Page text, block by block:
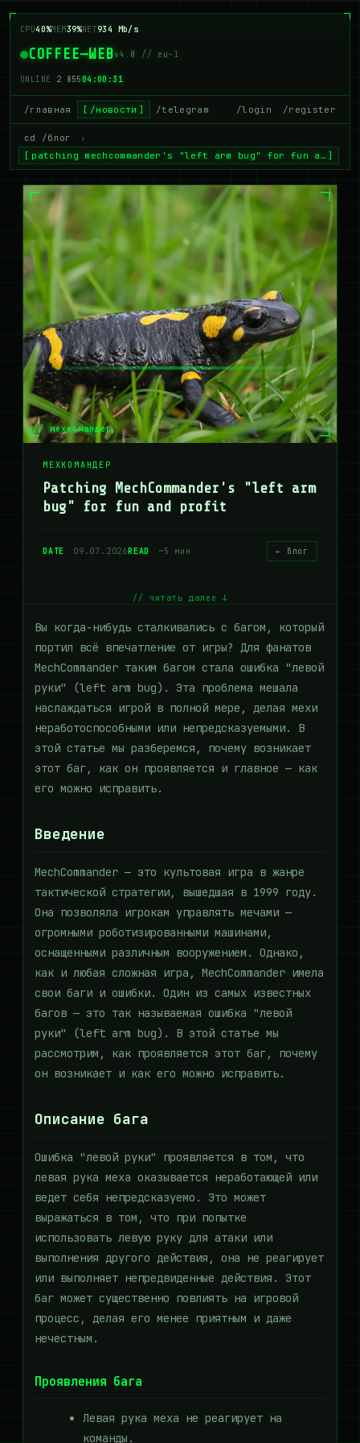
CPU42%MEM40%NET953 Mb/s
COFFEE—WEBv4.0 // eu-1
ONLINE 2 85104:00:32
/главная /новости /telegram /login /register
cd /блог
›
patching mechcommander's "left arm bug" for fun a…
// мехкомандер
МЕХКОМАНДЕР
Patching MechCommander's "left arm
bug" for fun and profit
DATE 09.07.2026READ ~5 мин ← блог
// читать далее ↓
Вы когда-нибудь сталкивались с багом, который
портил всё впечатление от игры? Для фанатов
MechCommander таким багом стала ошибка "левой
руки" (left arm bug). Эта проблема мешала
наслаждаться игрой в полной мере, делая мехи
неработоспособными или непредсказуемыми. В
этой статье мы разберемся, почему возникает
этот баг, как он проявляется и главное — как
его можно исправить.
Введение
MechCommander — это культовая игра в жанре
тактической стратегии, вышедшая в 1999 году.
Она позволяла игрокам управлять мечами —
огромными роботизированными машинами,
оснащенными различным вооружением. Однако,
как и любая сложная игра, MechCommander имела
свои баги и ошибки. Один из самых известных
багов — это так называемая ошибка "левой
руки" (left arm bug). В этой статье мы
рассмотрим, как проявляется этот баг, почему
он возникает и как его можно исправить.
Описание бага
Ошибка "левой руки" проявляется в том, что
левая рука меха оказывается неработающей или
ведет себя непредсказуемо. Это может
выражаться в том, что при попытке
использовать левую руку для атаки или
выполнения другого действия, она не реагирует
или выполняет непредвиденные действия. Этот
баг может существенно повлиять на игровой
процесс, делая его менее приятным и даже
нечестным.
Проявления бага
Левая рука меха не реагирует на
команды.